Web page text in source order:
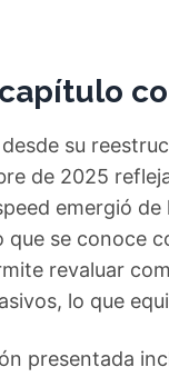
su
de 2025
emergió
que se conoce
revaluar
lo que
presentada